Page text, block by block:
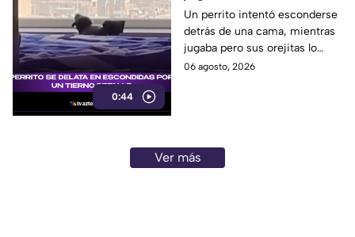
0:44
escondidas y conquista
las redes
Un perrito intentó esconderse
detrás de una cama, mientras
jugaba pero sus orejitas lo
delataron. El tierno video
06 agosto, 2026
Ver más